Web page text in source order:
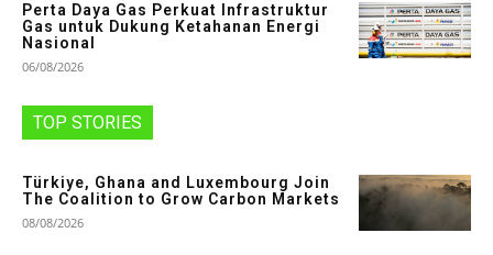
Perta Daya Gas Perkuat Infrastruktur
Gas untuk Dukung Ketahanan Energi
Nasional
06/08/2026
TOP STORIES
Türkiye, Ghana and Luxembourg Join
The Coalition to Grow Carbon Markets
08/08/2026